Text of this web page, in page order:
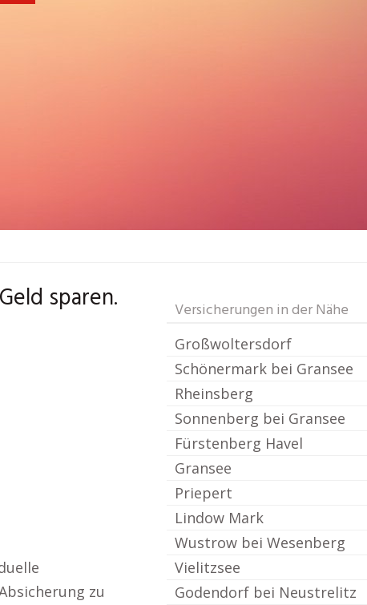
sparen.
zu
Versicherungen in der Nähe
Großwoltersdorf
Schönermark bei Gransee
Rheinsberg
Sonnenberg bei Gransee
Fürstenberg Havel
Gransee
Priepert
Lindow Mark
Wustrow bei Wesenberg
Vielitzsee
Godendorf bei Neustrelitz